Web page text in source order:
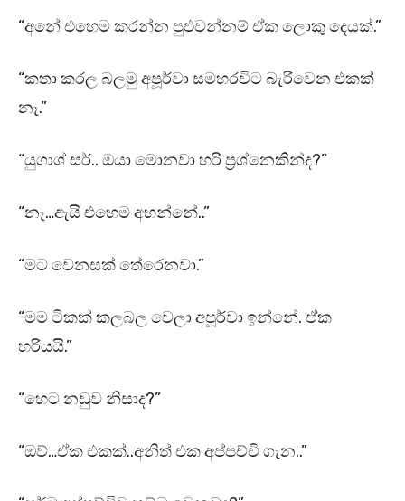
“අනේ එහෙම කරන්න පුළුවන්නම් ඒක ලොකු දෙයක්.”
“කතා කරල බලමු අපූර්වා සමහරවිට බැරිවෙන එකක්
නෑ.”
“යුගාශ් සර්.. ඔයා මොනවා හරි ප්‍රශ්නෙකින්ද?”
“නෑ…ඇයි එහෙම අහන්නේ..”
“මට වෙනසක් තේරෙනවා.”
“මම ටිකක් කලබල වෙලා අපූර්වා ඉන්නේ. ඒක
හරියයි.”
“හෙට නඩුව නිසාද?”
“ඔව්…ඒක එකක්..අනිත් එක අප්පච්චි ගැන..”